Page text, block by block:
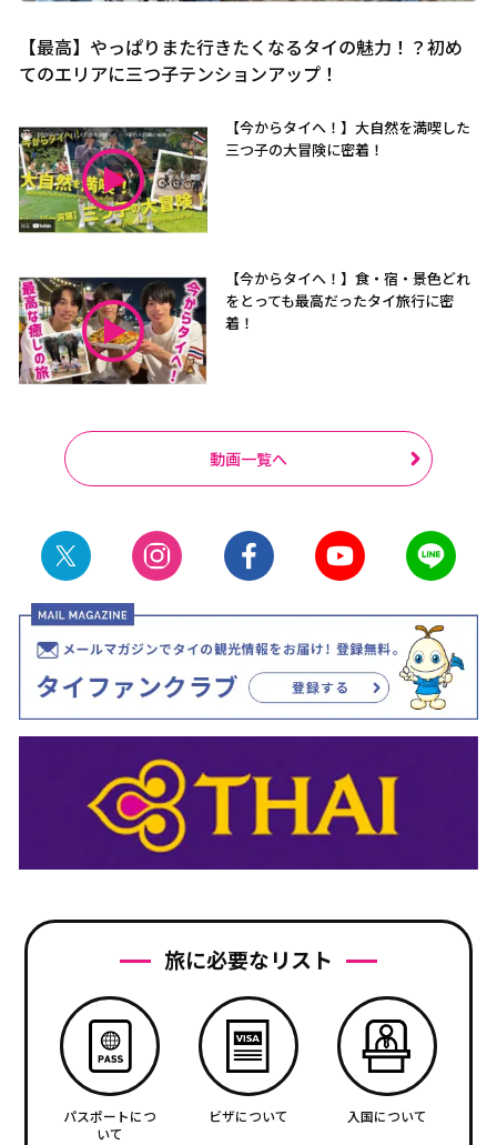
【最高】やっぱりまた行きたくなるタイの魅力！？初め
てのエリアに三つ子テンションアップ！
【今からタイへ！】大自然を満喫した
三つ子の大冒険に密着！
【今からタイへ！】食・宿・景色どれ
をとっても最高だったタイ旅行に密
着！
動画一覧へ
旅に必要なリスト
パスポートにつ
いて
ビザについて 入国について